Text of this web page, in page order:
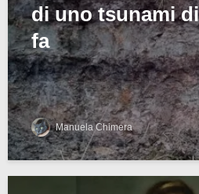
di uno tsunami
fa
Manuela Chimera